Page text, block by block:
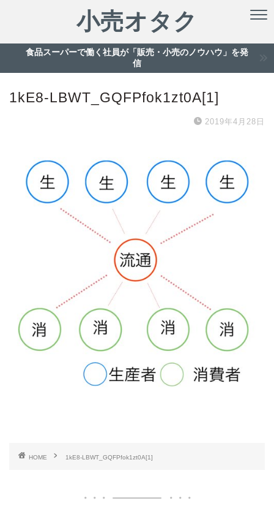
小売オタク
食品スーパーで働く社員が「販売・小売のノウハウ」を発
信
1kE8-LBWT_GQFPfok1zt0A[1]
2019年4月28日
HOME 1kE8-LBWT_GQFPfok1zt0A[1]